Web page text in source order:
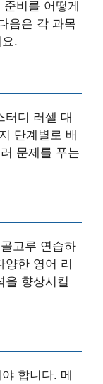
비를 어떻게
음은 각 과목
.
터디 러셀 대
단계별로 배
문제를 푸는
고루 연습하
양한 영어 리
을 향상시킬
합니다. 메